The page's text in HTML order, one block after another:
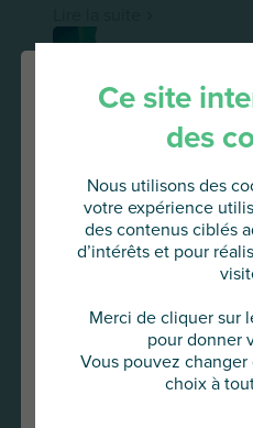
Vous allez
AU
Cliquez ci-
ou choisir
Ce site
des
Nous utilisons des
votre expérience
des contenus ciblés
d’intérêts et pour
Merci de cliquer sur
pour donner
Vous pouvez changer
choix à